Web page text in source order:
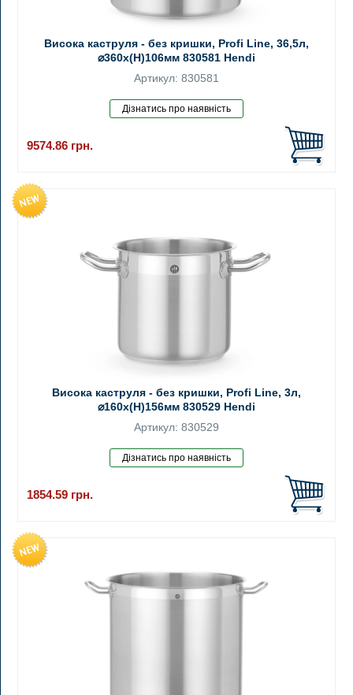
Висока каструля - без кришки, Profi Line, 36,5л,
⌀360x(H)106мм 830581 Hendi
Артикул: 830581
9574.86 грн.
Висока каструля - без кришки, Profi Line, 3л,
⌀160x(H)156мм 830529 Hendi
Артикул: 830529
1854.59 грн.